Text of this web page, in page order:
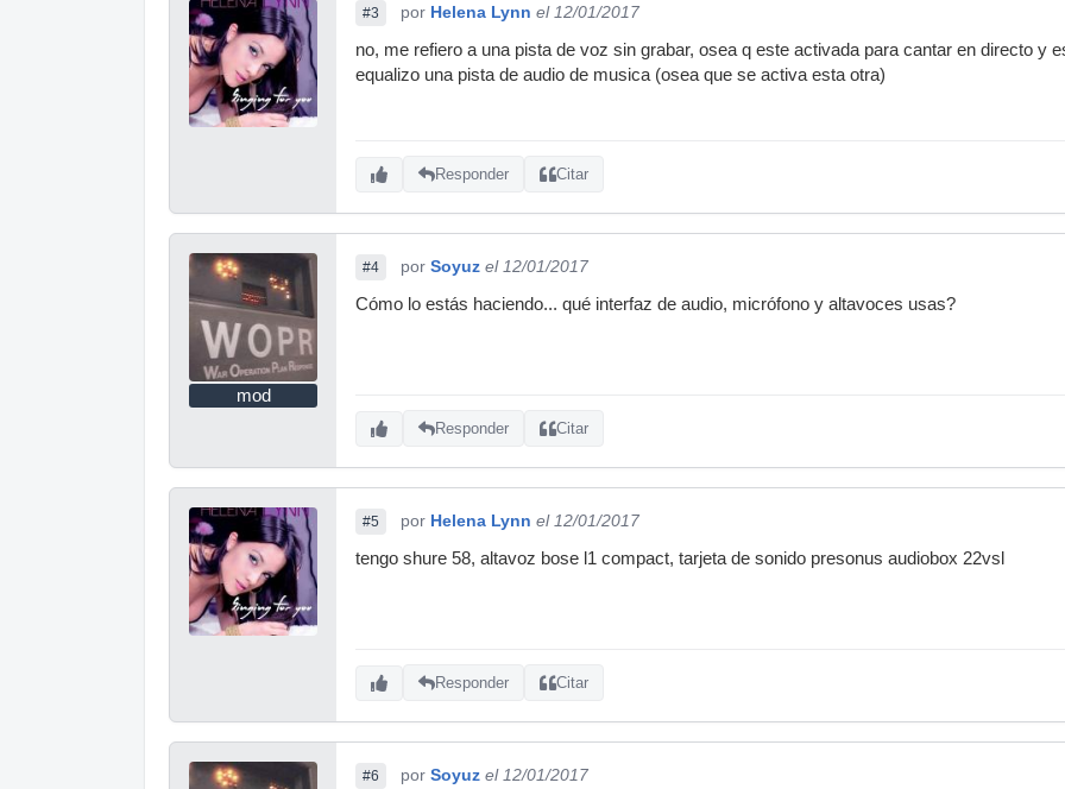
#3 por Helena Lynn el 12/01/2017
no, me refiero a una pista de voz sin grabar, osea q este activada para cantar en directo y
equalizo una pista de audio de musica (osea que se activa esta otra)
Responder Citar
mod
#4 por Soyuz el 12/01/2017
Cómo lo estás haciendo... qué interfaz de audio, micrófono y altavoces usas?
Responder Citar
#5 por Helena Lynn el 12/01/2017
tengo shure 58, altavoz bose l1 compact, tarjeta de sonido presonus audiobox 22vsl
Responder Citar
#6 por Soyuz el 12/01/2017